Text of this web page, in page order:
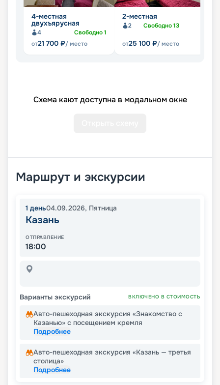
4-местная
двухъярусная
4 Свободно1
от21 700 ₽/ место
2-местная
2 Свободно13
от25 100 ₽/ место
Схема кают доступна в модальном окне
Маршрут и экскурсии
1 день04.09.2026, Пятница
Казань
ОТПРАВЛЕНИЕ
18:00
Варианты экскурсий ВКЛЮЧЕНО В СТОИМОСТЬ
Авто-пешеходная экскурсия «Знакомство с
Казанью» с посещением кремля
Подробнее
Авто-пешеходная экскурсия «Казань — третья
столица»
Подробнее